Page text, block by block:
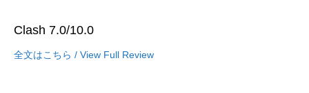
Clash 7.0/10.0
全文はこちら / View Full Review